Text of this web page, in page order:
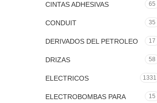
CINTAS ADHESIVAS 65
CONDUIT 35
DERIVADOS DEL PETROLEO 17
DRIZAS 58
ELECTRICOS 1331
ELECTROBOMBAS PARA
15